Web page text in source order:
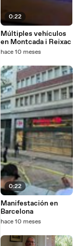
0:22
Múltiples vehículos
en Montcada i Reixac
hace 10 meses
0:22
Manifestación en
Barcelona
hace 10 meses